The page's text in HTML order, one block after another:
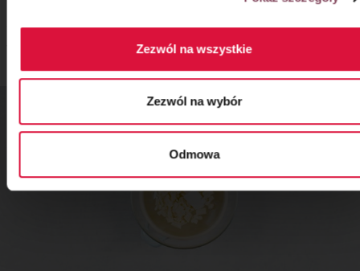
Zezwól na wszystkie
Zezwól na wybór
Odmowa
Wódkę umieść w zamrażarce (najlepiej zrób to dzień przed
wykonywaniem koszyczka). Białą czekoladę drobno pokrój